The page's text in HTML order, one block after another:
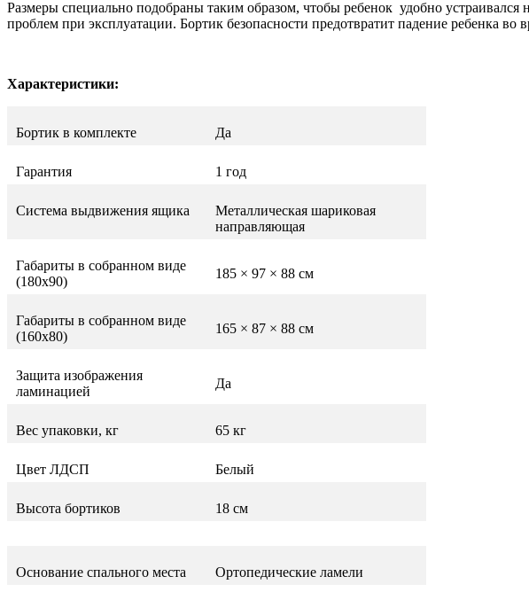
Размеры специально подобраны таким образом, чтобы ребенок удобно устраивался
проблем при эксплуатации. Бортик безопасности предотвратит падение ребенка во
Характеристики:
Бортик в комплекте Да
Гарантия 1 год
Система выдвижения ящика
Металлическая шариковая
направляющая
Габариты в собранном виде
(180х90)
185 × 97 × 88 см
Габариты в собранном виде
(160х80)
165 × 87 × 88 см
Защита изображения
ламинацией
Да
Вес упаковки, кг 65 кг
Цвет ЛДСП Белый
Высота бортиков 18 см
Основание спального места Ортопедические ламели